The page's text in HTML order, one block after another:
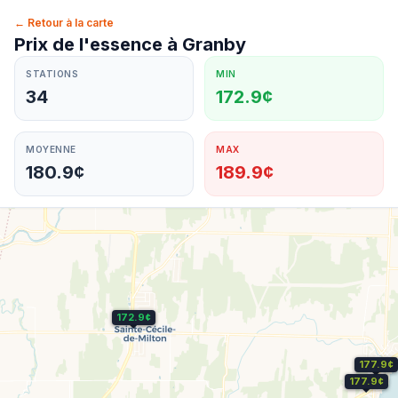
← Retour à la carte
Prix de l'essence à Granby
STATIONS
34
MIN
172.9¢
MOYENNE
180.9¢
MAX
189.9¢
172.9¢
177.9¢
177.9¢